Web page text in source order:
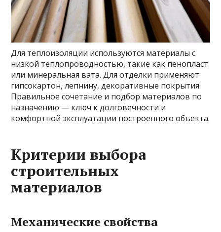
Для теплоизоляции используются материалы с
низкой теплопроводностью, такие как пенопласт
или минеральная вата. Для отделки применяют
гипсокартон, лепнину, декоративные покрытия.
Правильное сочетание и подбор материалов по
назначению — ключ к долговечности и
комфортной эксплуатации построенного объекта.
Критерии выбора
строительных
материалов
Механические свойства